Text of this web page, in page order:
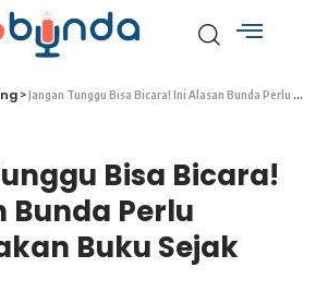
>Jangan Tunggu Bisa Bicara! Ini Alasan Bunda Perlu Membacakan Buku Sejak Bayi
Bisa Bicara!
Bunda Perlu
Buku Sejak